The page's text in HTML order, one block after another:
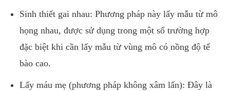
Sinh thiết gai nhau: Phương pháp này lấy mẫu từ mô
họng nhau, được sử dụng trong một số trường hợp
đặc biệt khi cần lấy mẫu từ vùng mô có nồng độ tế
bào cao.
Lấy máu mẹ (phương pháp không xâm lấn): Đây là